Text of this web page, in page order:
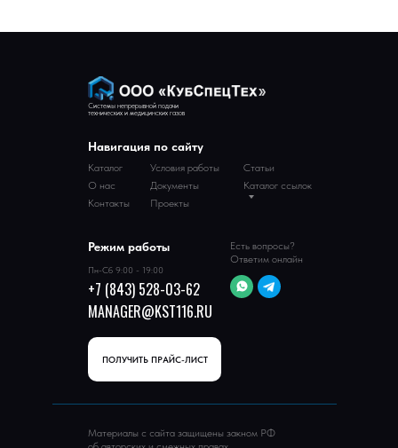
Системы непрерывной подачи
технических и медицинских газов
Режим работы
Пн-Сб 9:00 - 19:00
Навигация по сайту
Каталог
О нас
Контакты
Статьи
Условия работы
Документы
Проекты
Каталог ссылок
+7 (843) 528-03-62
Есть вопросы?
Ответим онлайн
ПОЛУЧИТЬ ПРАЙС-ЛИСТ
Материалы с сайта защищены закном РФ
MANAGER@KST116.RU